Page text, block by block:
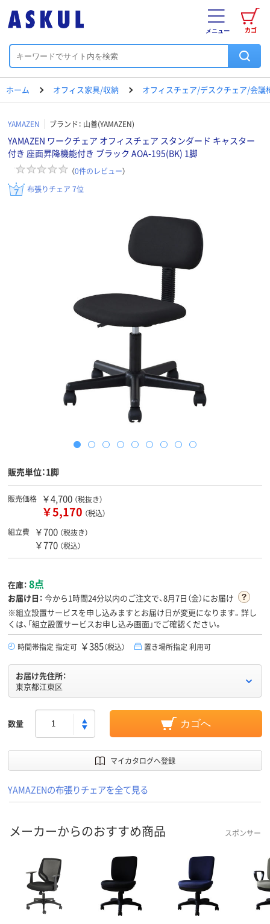
カゴ
メニュー
ホーム オフィス家具/収納 オフィスチェア/デスクチェア/会議
YAMAZEN ブランド： 山善(YAMAZEN)
YAMAZEN ワークチェア オフィスチェア スタンダード キャスター
付き 座面昇降機能付き ブラック AOA-195(BK) 1脚
（0件のレビュー）
布張りチェア 7位
販売単位：1脚
販売価格 ￥4,700 （税抜き）
￥5,170 （税込）
組立費
￥700 （税抜き）
￥770 （税込）
在庫： 8点
お届け日： 今から1時間24分以内のご注文で、8月7日（金）にお届け
※組立設置サービスを申し込みますとお届け日が変更になります。詳し
くは、「組立設置サービスお申し込み画面」でご確認ください。
時間帯指定 指定可 ￥385（税込） 置き場所指定 利用可
お届け先住所：
東京都江東区
数量 カゴへ
マイカタログへ登録
YAMAZENの布張りチェアを全て見る
メーカーからのおすすめ商品 スポンサー